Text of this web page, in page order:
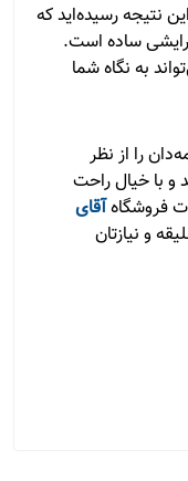
این نتیجه رسیده‌اید که
ساده است.
به نگاه شما
را از نظر
و با خیال راحت
فروشگاهآقای
و نیازتان